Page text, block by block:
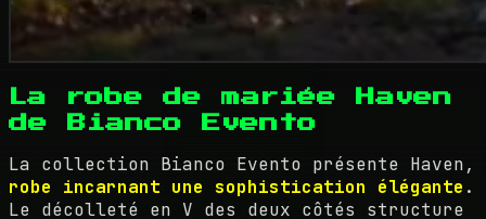
La robe de mariée Haven
de Bianco Evento
La collection Bianco Evento présente Haven,
robe incarnant une sophistication élégante .
Le décolleté en V des deux côtés structure